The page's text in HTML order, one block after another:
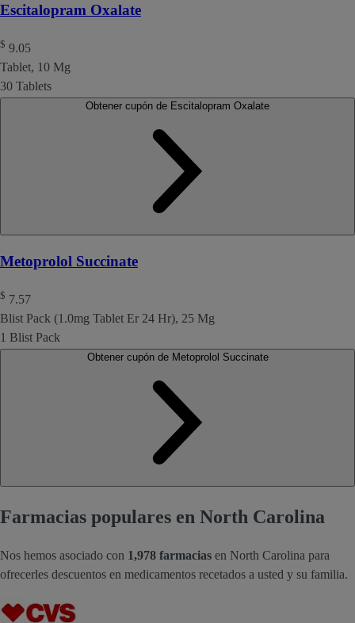
Escitalopram Oxalate
$ 9.05
Tablet, 10 Mg
30 Tablets
Metoprolol Succinate
$ 7.57
Blist Pack (1.0mg Tablet Er 24 Hr), 25 Mg
1 Blist Pack
Obtener cupón de Metoprolol Succinate
Farmacias populares en North Carolina
Nos hemos asociado con 1,978 farmacias en North Carolina para
ofrecerles descuentos en medicamentos recetados a usted y su familia.